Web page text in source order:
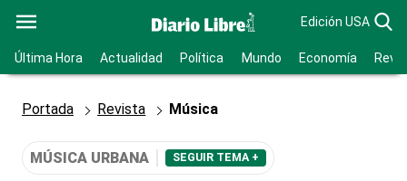
Edición USA
Última Hora Actualidad Política Mundo Economía
Portada Revista Música
MÚSICA URBANA SEGUIR TEMA +